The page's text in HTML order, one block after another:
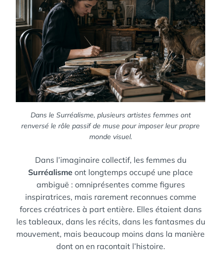
Dans le Surréalisme, plusieurs artistes femmes ont
renversé le rôle passif de muse pour imposer leur propre
monde visuel.
Dans l’imaginaire collectif, les femmes du
Surréalisme ont longtemps occupé une place
ambiguë : omniprésentes comme figures
inspiratrices, mais rarement reconnues comme
forces créatrices à part entière. Elles étaient dans
les tableaux, dans les récits, dans les fantasmes du
mouvement, mais beaucoup moins dans la manière
dont on en racontait l’histoire.